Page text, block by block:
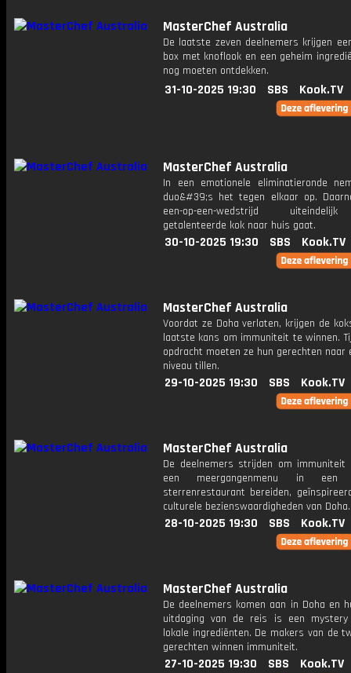
MasterChef Australia
De laatste zeven deelnemers krijgen
box met knoflook en een geheim
nog moeten ontdekken.
31-10-2025 19:30 SBS Kook.TV
MasterChef Australia
In een emotionele eliminatieronde
duo&#39;s het tegen elkaar op.
een-op-een-wedstrijd
getalenteerde kok naar huis gaat.
30-10-2025 19:30 SBS Kook.TV
MasterChef Australia
Voordat ze Doha verlaten, krijgen de
laatste kans om immuniteit te winnen.
opdracht moeten ze hun gerechten naar
niveau tillen.
29-10-2025 19:30 SBS Kook.TV
MasterChef Australia
De deelnemers strijden om
een meergangenmenu in een
sterrenrestaurant bereiden,
culturele bezienswaardigheden van Doha.
28-10-2025 19:30 SBS Kook.TV
MasterChef Australia
De deelnemers komen aan in Doha en
uitdaging van de reis is een
lokale ingrediënten. De makers van de
gerechten winnen immuniteit.
27-10-2025 19:30 SBS Kook.TV